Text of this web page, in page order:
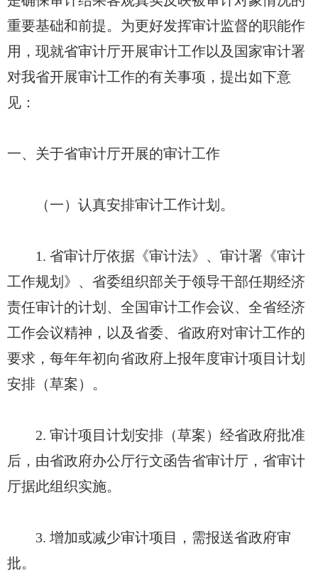
重要基础和前提。为更好发挥审计监督的职能作
用，现就省审计厅开展审计工作以及国家审计署
对我省开展审计工作的有关事项，提出如下意
见：
一、关于省审计厅开展的审计工作
（一）认真安排审计工作计划。
1. 省审计厅依据《审计法》、审计署《审计
工作规划》、省委组织部关于领导干部任期经济
责任审计的计划、全国审计工作会议、全省经济
工作会议精神，以及省委、省政府对审计工作的
要求，每年年初向省政府上报年度审计项目计划
安排（草案）。
2. 审计项目计划安排（草案）经省政府批准
后，由省政府办公厅行文函告省审计厅，省审计
厅据此组织实施。
3. 增加或减少审计项目，需报送省政府审
批。